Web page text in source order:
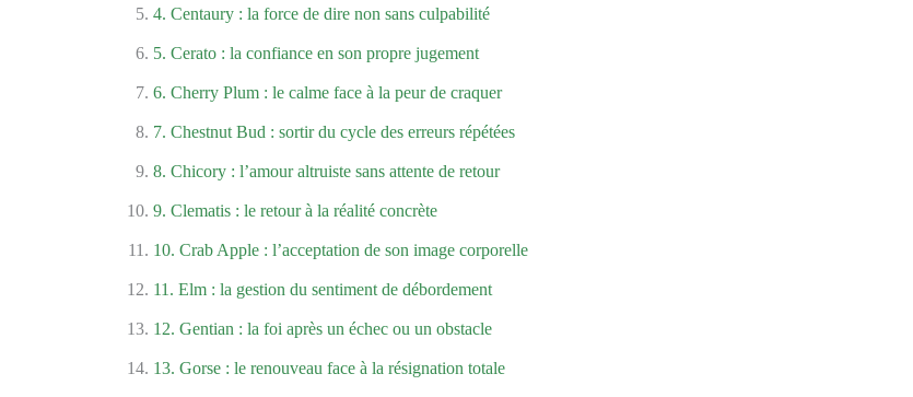
4. Centaury : la force de dire non sans culpabilité
5. Cerato : la confiance en son propre jugement
6. Cherry Plum : le calme face à la peur de craquer
7. Chestnut Bud : sortir du cycle des erreurs répétées
8. Chicory : l’amour altruiste sans attente de retour
9. Clematis : le retour à la réalité concrète
10. Crab Apple : l’acceptation de son image corporelle
11. Elm : la gestion du sentiment de débordement
12. Gentian : la foi après un échec ou un obstacle
13. Gorse : le renouveau face à la résignation totale